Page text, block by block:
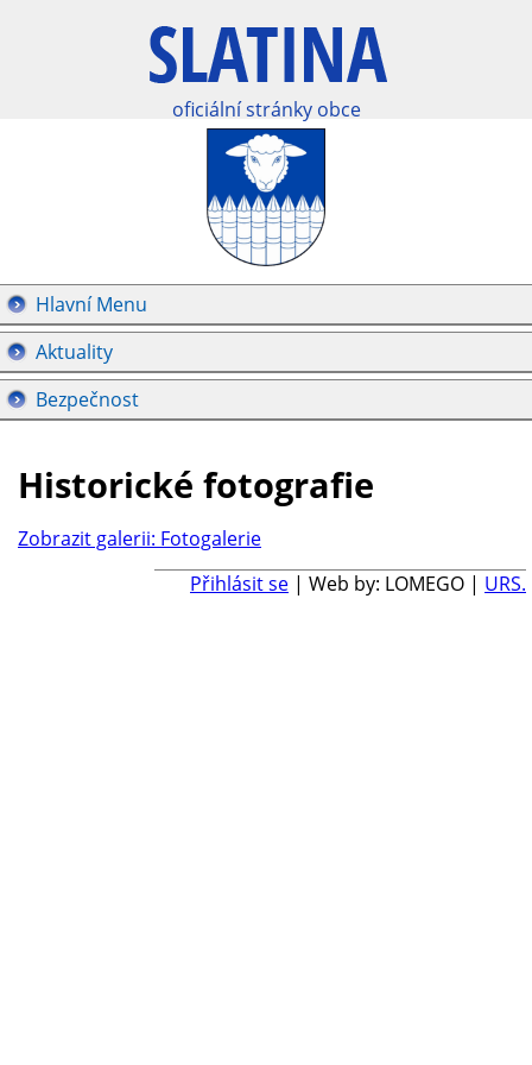
oficiální stránky obce
Hlavní Menu
Aktuality
Bezpečnost
Historické fotografie
Zobrazit galerii: Fotogalerie
Přihlásit se | Web by: LOMEGO | URS.